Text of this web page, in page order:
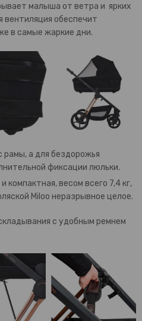
малыша от ветра и ярких
вентиляция обеспечит
в самые жаркие дни.
рамы, а для бездорожья
фиксации люльки.
компактная, весом всего 7,4 кг,
Miloo неразрывное целое.
с удобным ремнем